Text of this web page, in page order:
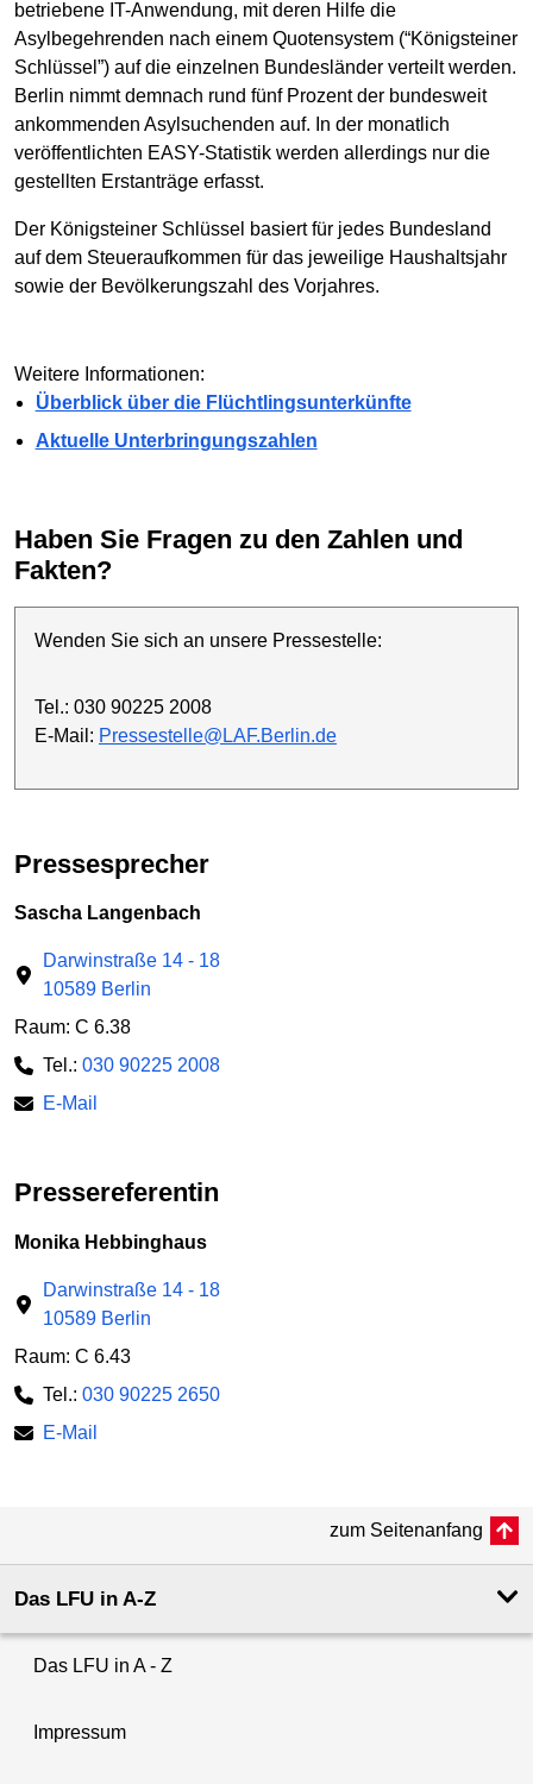
betriebene IT-Anwendung, mit deren Hilfe die
Asylbegehrenden nach einem Quotensystem (“Königsteiner
Schlüssel”) auf die einzelnen Bundesländer verteilt werden.
Berlin nimmt demnach rund fünf Prozent der bundesweit
ankommenden Asylsuchenden auf. In der monatlich
veröffentlichten EASY-Statistik werden allerdings nur die
gestellten Erstanträge erfasst.
Der Königsteiner Schlüssel basiert für jedes Bundesland
auf dem Steueraufkommen für das jeweilige Haushaltsjahr
sowie der Bevölkerungszahl des Vorjahres.
Weitere Informationen:
Überblick über die Flüchtlingsunterkünfte
Aktuelle Unterbringungszahlen
Haben Sie Fragen zu den Zahlen und
Fakten?
Wenden Sie sich an unsere Pressestelle:
Tel.: 030 90225 2008
E-Mail: Pressestelle@LAF.Berlin.de
Pressesprecher
Sascha Langenbach
Darwinstraße 14 - 18
10589 Berlin
Raum: C 6.38
Tel.: 030 90225 2008
E-Mail
Pressereferentin
Monika Hebbinghaus
Darwinstraße 14 - 18
10589 Berlin
Raum: C 6.43
Tel.: 030 90225 2650
E-Mail
zum Seitenanfang
Das LFU in A-Z
Das LFU in A - Z
Impressum